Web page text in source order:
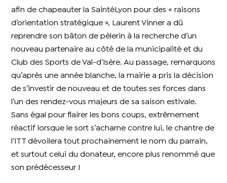
afin de chapeauter la SaintéLyon pour des « raisons
d’orientation stratégique », Laurent Vinner a dû
reprendre son bâton de pèlerin à la recherche d’un
nouveau partenaire au côté de la municipalité et du
Club des Sports de Val-d’Isère. Au passage, remarquons
qu’après une année blanche, la mairie a pris la décision
de s’investir de nouveau et de toutes ses forces dans
l’un des rendez-vous majeurs de sa saison estivale.
Sans égal pour flairer les bons coups, extrêmement
réactif lorsque le sort s’acharne contre lui, le chantre de
l’ITT dévoilera tout prochainement le nom du parrain,
et surtout celui du donateur, encore plus renommé que
son prédécesseur !